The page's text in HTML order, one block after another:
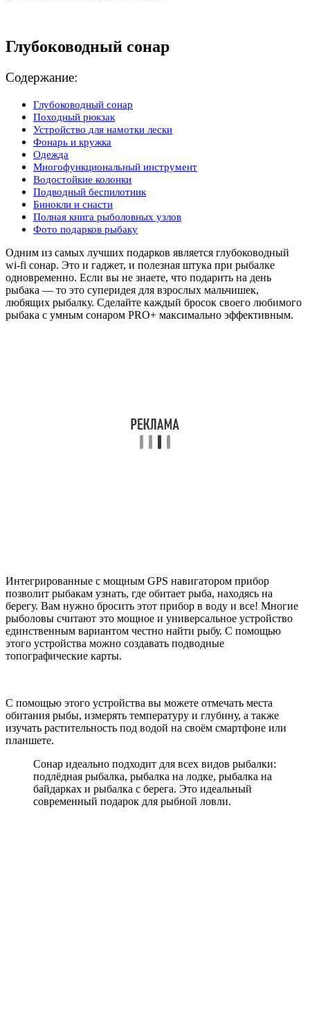
Глубоководный сонар
Содержание:
Глубоководный сонар
Походный рюкзак
Устройство для намотки лески
Фонарь и кружка
Одежда
Многофункциональный инструмент
Водостойкие колонки
Подводный беспилотник
Бинокли и снасти
Полная книга рыболовных узлов
Фото подарков рыбаку
Одним из самых лучших подарков является глубоководный
wi-fi сонар. Это и гаджет, и полезная штука при рыбалке
одновременно. Если вы не знаете, что подарить на день
рыбака — то это суперидея для взрослых мальчишек,
любящих рыбалку. Сделайте каждый бросок своего любимого
рыбака с умным сонаром PRO+ максимально эффективным.
Интегрированные с мощным GPS навигатором прибор
позволит рыбакам узнать, где обитает рыба, находясь на
берегу. Вам нужно бросить этот прибор в воду и все! Многие
рыболовы считают это мощное и универсальное устройство
единственным вариантом честно найти рыбу. С помощью
этого устройства можно создавать подводные
топографические карты.
С помощью этого устройства вы можете отмечать места
обитания рыбы, измерять температуру и глубину, а также
изучать растительность под водой на своём смартфоне или
планшете.
Сонар идеально подходит для всех видов рыбалки:
подлёдная рыбалка, рыбалка на лодке, рыбалка на
байдарках и рыбалка с берега. Это идеальный
современный подарок для рыбной ловли.